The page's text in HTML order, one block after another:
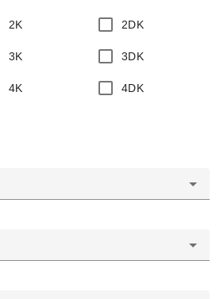
2K 2DK
3K 3DK
4K 4DK